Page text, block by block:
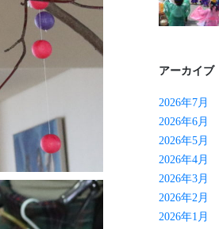
アーカイブ
2026年7月
2026年6月
2026年5月
2026年4月
2026年3月
2026年2月
2026年1月